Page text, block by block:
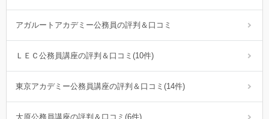
アガルートアカデミー公務員の評判＆口コミ
ＬＥＣ公務員講座の評判＆口コミ(10件)
東京アカデミー公務員講座の評判＆口コミ(14件)
大原公務員講座の評判＆口コミ(6件)